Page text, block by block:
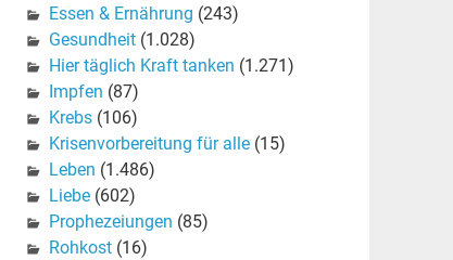
Essen & Ernährung (243)
Gesundheit(1.028)
Hier täglich Kraft tanken (1.271)
Impfen (87)
Krebs(106)
Krisenvorbereitung für alle(15)
Leben (1.486)
Liebe(602)
Prophezeiungen (85)
Rohkost(16)